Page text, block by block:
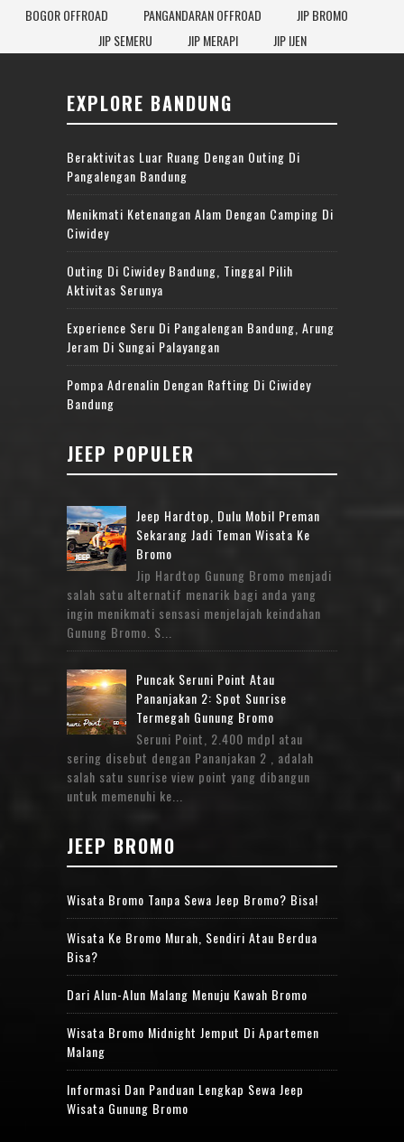
BOGOR OFFROAD
PANGANDARAN OFFROAD
JIP BROMO
JIP SEMERU
JIP MERAPI JIP IJEN
EXPLORE BANDUNG
Beraktivitas Luar Ruang Dengan Outing Di
Pangalengan Bandung
Menikmati Ketenangan Alam Dengan Camping Di
Ciwidey
Outing Di Ciwidey Bandung, Tinggal Pilih
Aktivitas Serunya
Experience Seru Di Pangalengan Bandung, Arung
Jeram Di Sungai Palayangan
Pompa Adrenalin Dengan Rafting Di Ciwidey
Bandung
JEEP POPULER
Jeep Hardtop, Dulu Mobil Preman
Sekarang Jadi Teman Wisata Ke
Bromo
Jip Hardtop Gunung Bromo menjadi
salah satu alternatif menarik bagi anda yang
ingin menikmati sensasi menjelajah keindahan
Gunung Bromo. S...
Puncak Seruni Point Atau
Pananjakan 2: Spot Sunrise
Termegah Gunung Bromo
Seruni Point, 2.400 mdpl atau
sering disebut dengan Pananjakan 2 , adalah
salah satu sunrise view point yang dibangun
untuk memenuhi ke...
JEEP BROMO
Wisata Bromo Tanpa Sewa Jeep Bromo? Bisa!
Wisata Ke Bromo Murah, Sendiri Atau Berdua
Bisa?
Dari Alun-Alun Malang Menuju Kawah Bromo
Wisata Bromo Midnight Jemput Di Apartemen
Malang
Informasi Dan Panduan Lengkap Sewa Jeep
Wisata Gunung Bromo